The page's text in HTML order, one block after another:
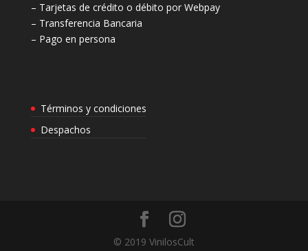
– Tarjetas de crédito o débito por Webpay
– Transferencia Bancaria
– Pago en persona
Términos y condiciones
Despachos
© 2019 VinilosCult